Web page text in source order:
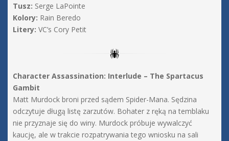
Tusz: Serge LaPointe
Kolory: Rain Beredo
Litery: VC’s Cory Petit
Character Assassination: Interlude – The Spartacus
Gambit
Matt Murdock broni przed sądem Spider-Mana. Sędzina
odczytuje długą listę zarzutów. Bohater z ręką na temblaku
nie przyznaje się do winy. Murdock próbuje wywalczyć
kaucję, ale w trakcie rozpatrywania tego wniosku na sali